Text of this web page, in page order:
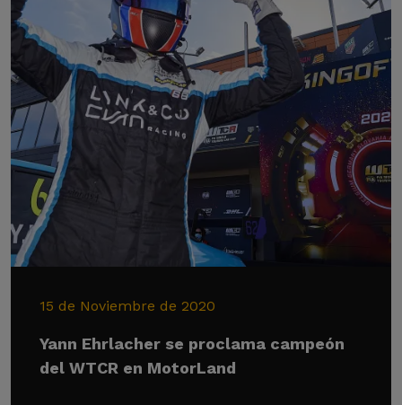
15 de Noviembre de 2020
Yann Ehrlacher se proclama campeón
del WTCR en MotorLand